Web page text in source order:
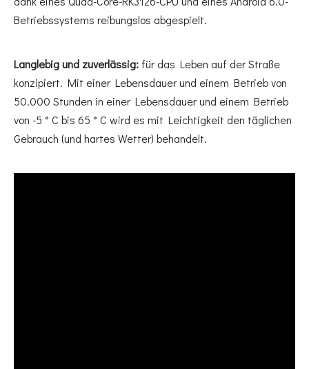
Betriebssystems reibungslos abgespielt.
Langlebig und zuverlässig: für das Leben auf der Straße
konzipiert. Mit einer Lebensdauer und einem Betrieb von
50.000 Stunden in einer Lebensdauer und einem Betrieb
von -5 ° C bis 65 ° C wird es mit Leichtigkeit den täglichen
Gebrauch (und hartes Wetter) behandelt.